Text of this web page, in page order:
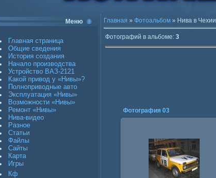
Меню
Главная страница
Общие сведения
История создания
Начало производства
Устройство ВАЗ-2121
Какой привод у «Нивы»?
Полноприводные авто
Эксплуатация «Нивы»
Возможности «Нивы»
Ремонт «Нивы»
Нива-видео
Разное
Статьи
Файлы
Сайты
Карта
Игры
Кф
Главная » Фотоальбом » Нива в Чехии
Фотографий в альбоме: 3
Фотография 03
28.02.2010
nivin